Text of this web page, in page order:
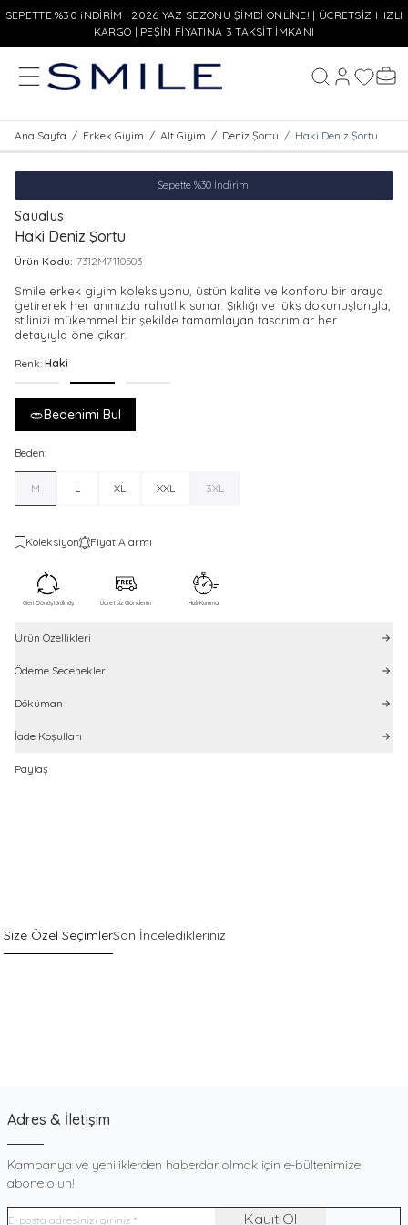
SEPETTE %30 iNDİRİM | 2026 YAZ SEZONU ŞİMDİ ONLİNE! | ÜCRETSİZ HIZLI
KARGO | PEŞİN FİYATINA 3 TAKSİT İMKANI
MENÜ Hesabım
Ana Sayfa / Erkek Giyim / Alt Giyim / Deniz Şortu / Haki Deniz Şortu
Sepette %30 İndirim
Saualus
Haki Deniz Şortu
Ürün Kodu: 7312M7110503
Smile erkek giyim koleksiyonu, üstün kalite ve konforu bir araya
getirerek her anınızda rahatlık sunar. Şıklığı ve lüks dokunuşlarıyla,
stilinizi mükemmel bir şekilde tamamlayan tasarımlar her
detayıyla öne çıkar.
Renk: Haki
Bedenimi Bul
Beden:
M L XL XXL 3XL
Koleksiyon Fiyat Alarmı
Geri Dönüştürülmüş Ücretsiz Gönderim Hızlı Kuruma
Ürün Özellikleri
Ödeme Seçenekleri
Döküman
İade Koşulları
Paylaş
Size Özel SeçimlerSon İnceledikleriniz
Adres & İletişim
Kampanya ve yeniliklerden haberdar olmak için e-bültenimize
abone olun!
Kayıt Ol